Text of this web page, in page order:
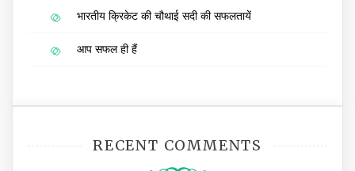
भारतीय क्रिकेट की चौथाई सदी की सफलतायें
आप सफल ही हैं
RECENT COMMENTS